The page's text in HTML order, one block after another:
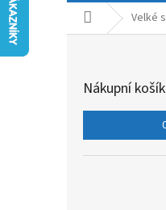
Domů Velké
Nákupní košík